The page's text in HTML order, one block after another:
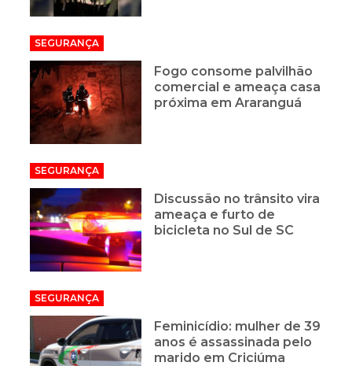
SEGURANÇA
Fogo consome palvilhão
comercial e ameaça casa
próxima em Araranguá
SEGURANÇA
Discussão no trânsito vira
ameaça e furto de
bicicleta no Sul de SC
SEGURANÇA
Feminicídio: mulher de 39
anos é assassinada pelo
marido em Criciúma